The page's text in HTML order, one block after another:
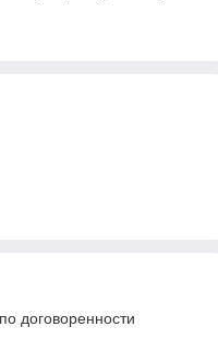
договоренности